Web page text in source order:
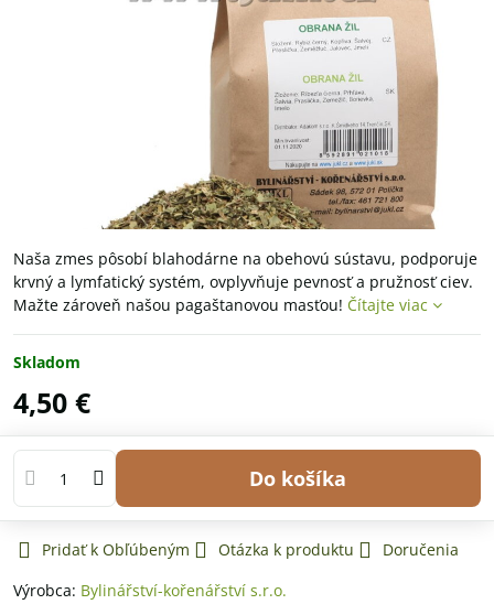
Naša zmes pôsobí blahodárne na obehovú sústavu, podporuje
krvný a lymfatický systém, ovplyvňuje pevnosť a pružnosť ciev.
Mažte zároveň našou pagaštanovou masťou! Čítajte viac
Skladom
4,50 €
Do košíka
Pridať k Obľúbeným Otázka k produktu
Doručenia
Výrobca: Bylinářství-kořenářství s.r.o.